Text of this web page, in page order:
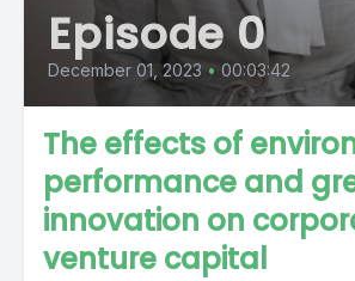
Episode 0
December 01, 2023 • 00:03:42
The effects of
performance and
innovation on
venture capital